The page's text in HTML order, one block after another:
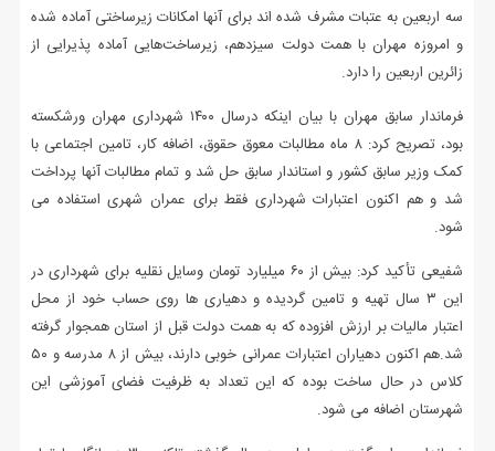
سه اربعین به عتبات مشرف شده اند برای آنها امکانات زیرساختی آماده شده
و امروزه مهران با همت دولت سیزدهم، زیرساخت‌هایی آماده پذیرایی از
زائرین اربعین را دارد.
فرماندار سابق مهران با بیان اینکه درسال ۱۴۰۰ شهرداری مهران ورشکسته
بود، تصریح کرد: ۸ ماه مطالبات معوق حقوق، اضافه کار، تامین اجتماعی با
کمک وزیر سابق کشور و استاندار سابق حل شد و تمام مطالبات آنها پرداخت
شد و هم اکنون اعتبارات شهرداری فقط برای عمران شهری استفاده می
شود.
شفیعی تأکید کرد: بیش از ۶۰ میلیارد تومان وسایل نقلیه برای شهرداری در
این ۳ سال تهیه و تامین گردیده و دهیاری ها روی حساب خود از محل
اعتبار مالیات بر ارزش افزوده که به همت دولت قبل از استان همجوار گرفته
شد.هم اکنون دهیاران اعتبارات عمرانی خوبی دارند، بیش از ۸ مدرسه و ۵۰
کلاس در حال ساخت بوده که این تعداد به ظرفیت فضای آموزشی این
شهرستان اضافه می شود.